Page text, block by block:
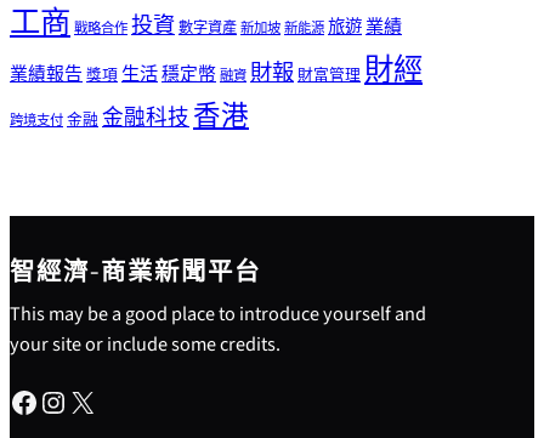
工商 戰略合作投資數字資產新加坡新能源旅遊業績
業績報告 獎項生活穩定幣融資 財報 財富管理財經
跨境支付金融 金融科技香港
智經濟-商業新聞平台
This may be a good place to introduce yourself and
your site or include some credits.
Facebook Instagram X